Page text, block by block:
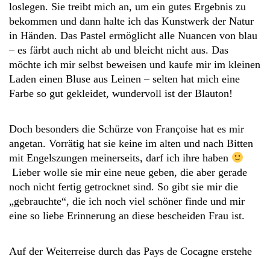
loslegen. Sie treibt mich an, um ein gutes Ergebnis zu
bekommen und dann halte ich das Kunstwerk der Natur
in Händen. Das Pastel ermöglicht alle Nuancen von blau
– es färbt auch nicht ab und bleicht nicht aus. Das
möchte ich mir selbst beweisen und kaufe mir im kleinen
Laden einen Bluse aus Leinen – selten hat mich eine
Farbe so gut gekleidet, wundervoll ist der Blauton!
Doch besonders die Schürze von Françoise hat es mir
angetan. Vorrätig hat sie keine im alten und nach Bitten
mit Engelszungen meinerseits, darf ich ihre haben
Lieber wolle sie mir eine neue geben, die aber gerade
noch nicht fertig getrocknet sind. So gibt sie mir die
„gebrauchte“, die ich noch viel schöner finde und mir
eine so liebe Erinnerung an diese bescheiden Frau ist.
Auf der Weiterreise durch das Pays de Cocagne erstehe